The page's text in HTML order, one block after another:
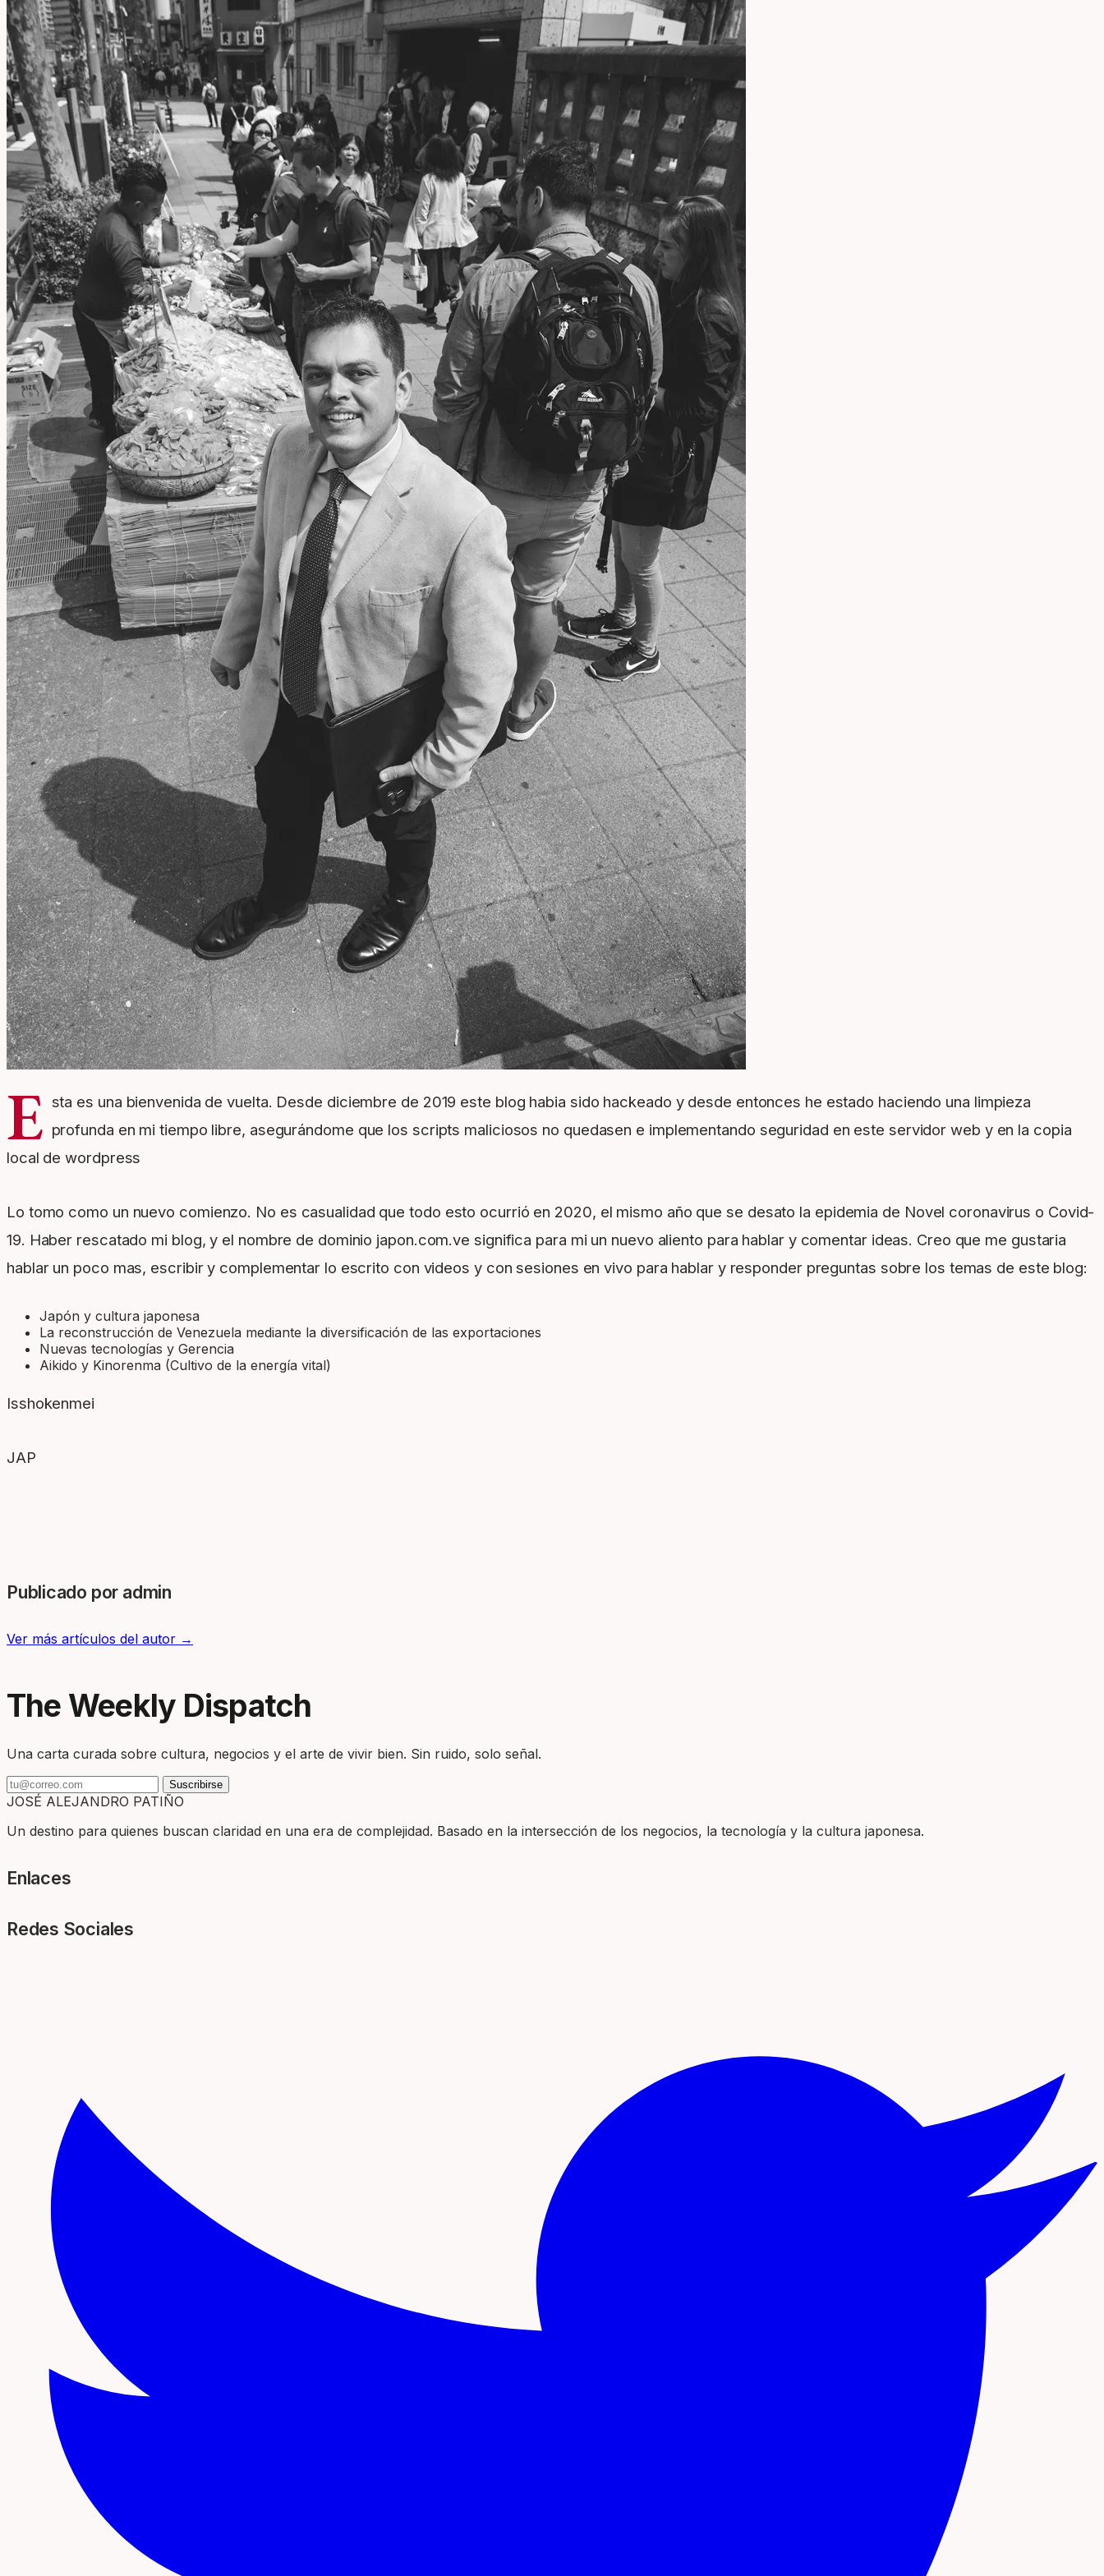
E sta es una bienvenida de vuelta. Desde diciembre de 2019 este blog habia sido hackeado y desde entonces he estado haciendo una limpieza
profunda en mi tiempo libre, asegurándome que los scripts maliciosos no quedasen e implementando seguridad en este servidor web y en la copia
local de wordpress
Lo tomo como un nuevo comienzo. No es casualidad que todo esto ocurrió en 2020, el mismo año que se desato la epidemia de Novel coronavirus o Covid-
19. Haber rescatado mi blog, y el nombre de dominio japon.com.ve significa para mi un nuevo aliento para hablar y comentar ideas. Creo que me gustaria
hablar un poco mas, escribir y complementar lo escrito con videos y con sesiones en vivo para hablar y responder preguntas sobre los temas de este blog:
Japón y cultura japonesa
La reconstrucción de Venezuela mediante la diversificación de las exportaciones
Nuevas tecnologías y Gerencia
Aikido y Kinorenma (Cultivo de la energía vital)
Isshokenmei
JAP
Publicado por admin
Ver más artículos del autor →
The Weekly Dispatch
Una carta curada sobre cultura, negocios y el arte de vivir bien. Sin ruido, solo señal.
Suscribirse
JOSÉ ALEJANDRO PATIÑO
Un destino para quienes buscan claridad en una era de complejidad. Basado en la intersección de los negocios, la tecnología y la cultura japonesa.
Enlaces
Redes Sociales